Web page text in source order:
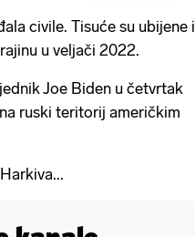
civile. Tisuće su ubijene i
u veljači 2022.
Joe Biden u četvrtak
ruski teritorij američkim